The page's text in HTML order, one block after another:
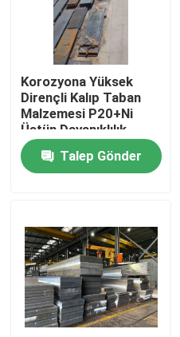
Hakkımızda
Fabrika turu
Kalite kontrol
Teklif isteği
Plastik Kalıp Tabanı
Standart Kalıp Tabanı
Özel Kalıp Tabanları
Korozyona Yüksek
Dirençli Kalıp Taban
Malzemesi P20+Ni
Üstün Dayanıklılık
Talep Gönder